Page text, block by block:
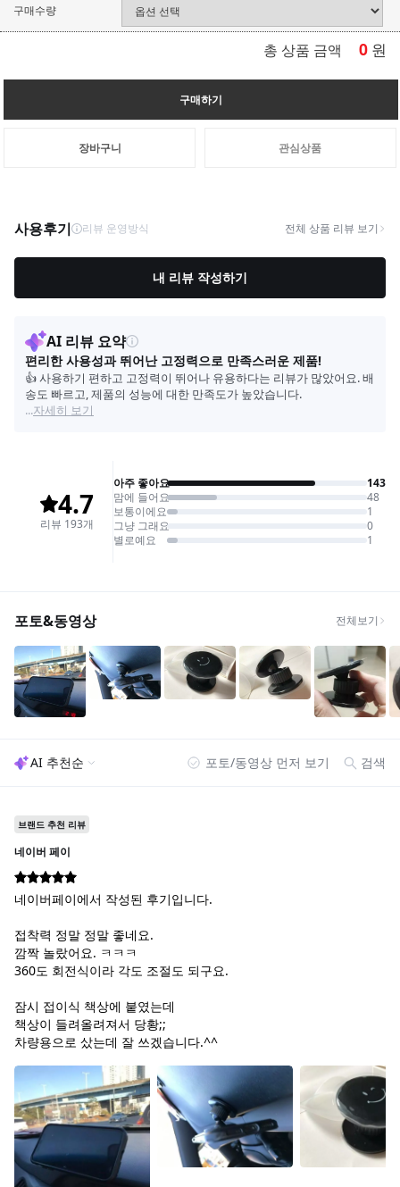
구매수량
총 상품 금액 0 원
구매하기
장바구니 관심상품